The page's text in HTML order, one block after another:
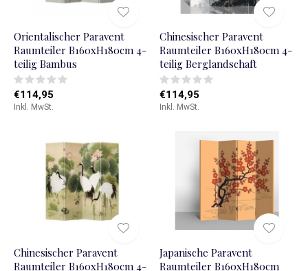
Orientalischer Paravent
Raumteiler B160xH180cm 4-
teilig Bambus
€114,95
Inkl. MwSt.
Chinesischer Paravent
Raumteiler B160xH180cm 4-
teilig Berglandschaft
€114,95
Inkl. MwSt.
Chinesischer Paravent
Raumteiler B160xH180cm 4-
Japanische Paravent
Raumteiler B160xH180cm